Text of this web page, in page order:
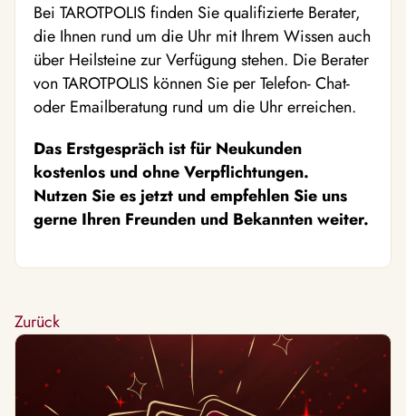
Bei TAROTPOLIS finden Sie qualifizierte Berater,
die Ihnen rund um die Uhr mit Ihrem Wissen auch
über Heilsteine zur Verfügung stehen. Die Berater
von TAROTPOLIS können Sie per Telefon- Chat-
oder Emailberatung rund um die Uhr erreichen.
Das Erstgespräch ist für Neukunden
kostenlos und ohne Verpflichtungen.
Nutzen Sie es jetzt und empfehlen Sie uns
gerne Ihren Freunden und Bekannten weiter.
Zurück